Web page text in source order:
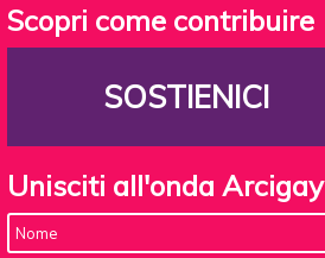
Scopri come contribuire
SOSTIENICI
Unisciti all'onda Arcigay